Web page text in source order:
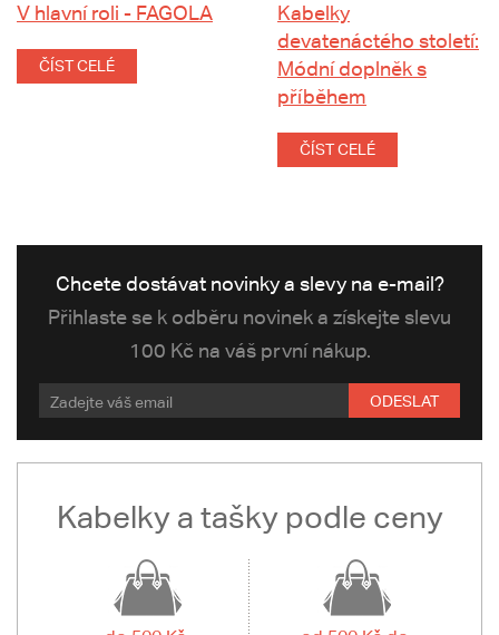
V hlavní roli - FAGOLA
ČÍST CELÉ
Kabelky
devatenáctého století:
Módní doplněk s
příběhem
ČÍST CELÉ
Chcete dostávat novinky a slevy na e-mail?
Přihlaste se k odběru novinek a získejte slevu
100 Kč na váš první nákup.
ODESLAT
Kabelky a tašky podle ceny